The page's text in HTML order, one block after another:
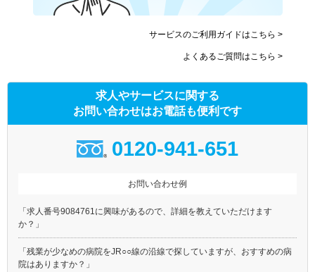
サービスのご利用ガイドはこちら >
よくあるご質問はこちら >
求人やサービスに関する
お問い合わせはお電話も便利です
0120-941-651
お問い合わせ例
「求人番号9084761に興味があるので、詳細を教えていただけます
か？」
「残業が少なめの病院をJR○○線の沿線で探していますが、おすすめの病
院はありますか？」